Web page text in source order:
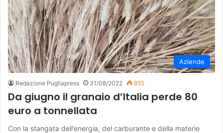
Aziende
Redazione Pugliapress 31/08/2022 855
Da giugno il granaio d’Italia perde 80
euro a tonnellata
Con la stangata dell’energia, del carburante e della materie